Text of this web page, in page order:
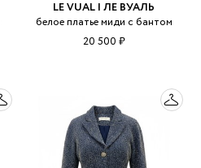
LE VUAL | ЛЕ ВУАЛЬ
белое платье миди с бантом
20 500 ₽